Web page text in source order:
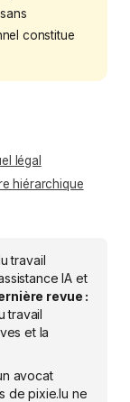
constitue
légal
hiérarchique
travail
IA et
revue :
travail
et la
avocat
de pixie.lu ne